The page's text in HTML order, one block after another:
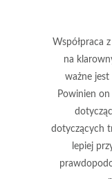
Współpraca
na
ważne
Powinien on
dotyczących
lepiej